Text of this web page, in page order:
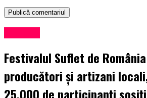
Festivalul Suflet de
producători și artizani
25.000 de participanți